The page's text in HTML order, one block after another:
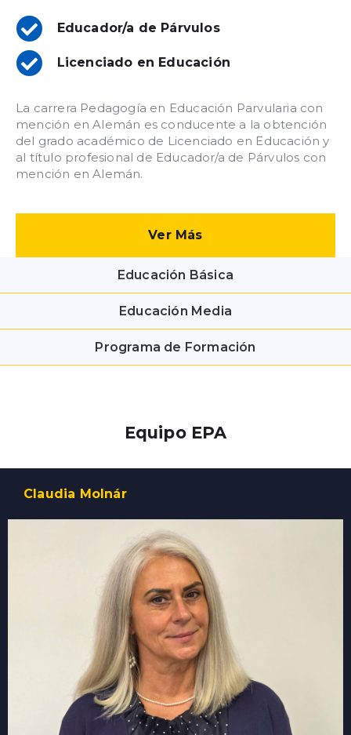
Educador/a de Párvulos
Licenciado en Educación
La carrera Pedagogía en Educación Parvularia con
mención en Alemán es conducente a la obtención
del grado académico de Licenciado en Educación y
al título profesional de Educador/a de Párvulos con
mención en Alemán.
Ver Más
Educación Básica
Educación Media
Programa de Formación
Equipo EPA
Claudia Molnár